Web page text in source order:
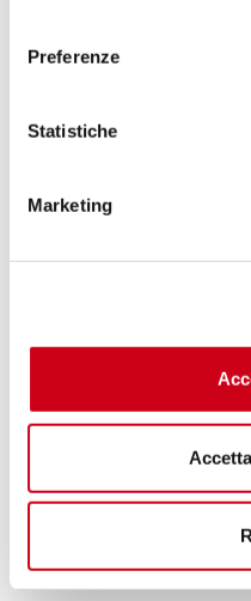
Preferenze
Statistiche
Marketing
POUR LA COURSE UNIQUEMENT